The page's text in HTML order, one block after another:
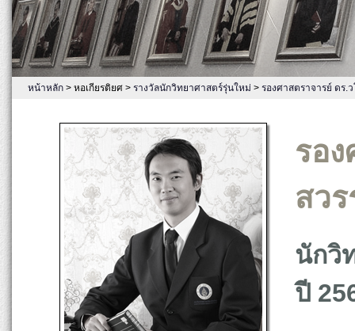
หน้าหลัก > หอเกียรติยศ > รางวัลนักวิทยาศาสตร์รุ่นใหม่ > รองศาสตราจารย์ ดร.
รอ
สว
นักวิ
ปี